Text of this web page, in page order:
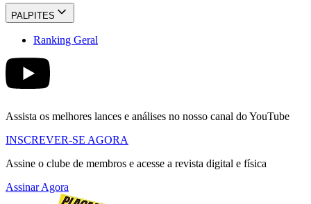
PALPITES
Ranking Geral
Assista os melhores lances e análises no nosso canal do YouTube
INSCREVER-SE AGORA
Assine o clube de membros e acesse a revista digital e física
Assinar Agora